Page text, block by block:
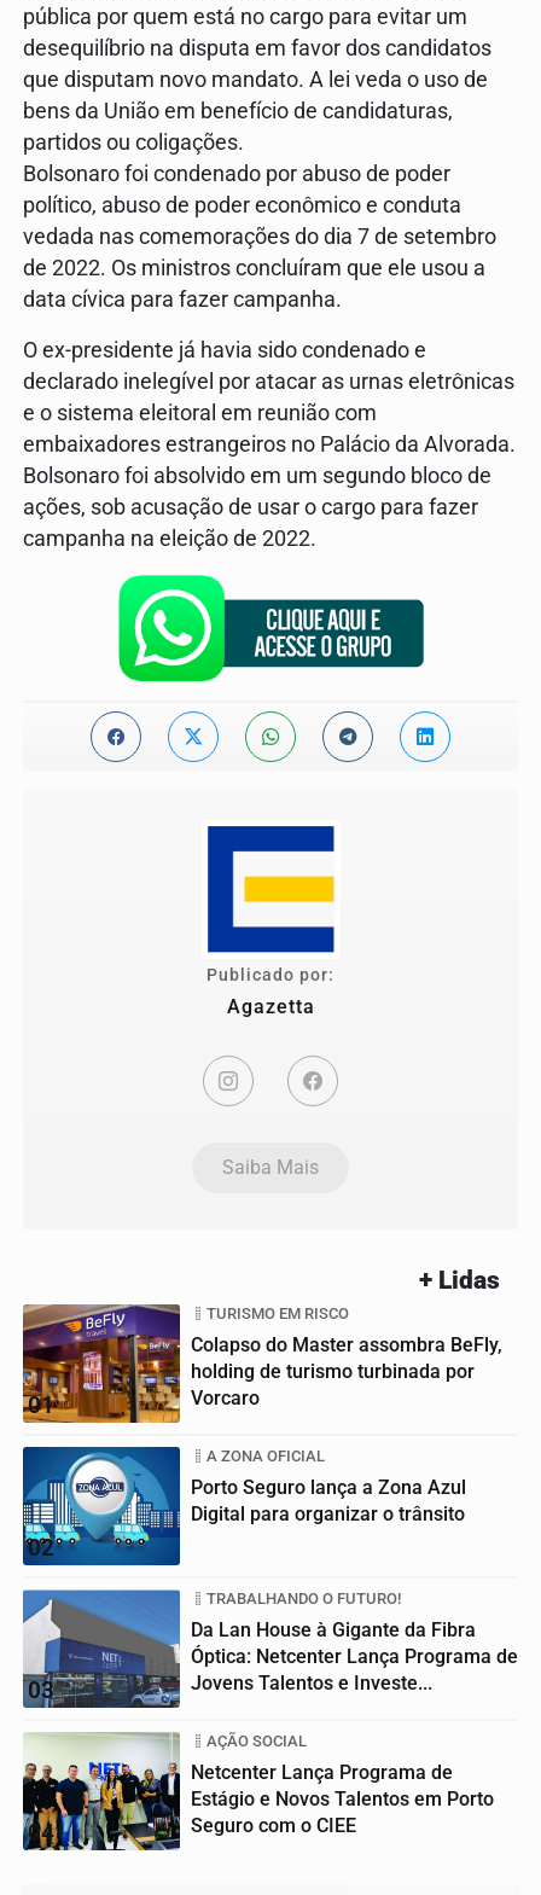
pública por quem está no cargo para evitar um
desequilíbrio na disputa em favor dos candidatos
que disputam novo mandato. A lei veda o uso de
bens da União em benefício de candidaturas,
partidos ou coligações.
Bolsonaro foi condenado por abuso de poder
político, abuso de poder econômico e conduta
vedada nas comemorações do dia 7 de setembro
de 2022. Os ministros concluíram que ele usou a
data cívica para fazer campanha.
O ex-presidente já havia sido condenado e
declarado inelegível por atacar as urnas eletrônicas
e o sistema eleitoral em reunião com
embaixadores estrangeiros no Palácio da Alvorada.
Bolsonaro foi absolvido em um segundo bloco de
ações, sob acusação de usar o cargo para fazer
campanha na eleição de 2022.
Publicado por:
Agazetta
Saiba Mais
+ Lidas
01
TURISMO EM RISCO
Colapso do Master assombra BeFly,
holding de turismo turbinada por
Vorcaro
02
A ZONA OFICIAL
Porto Seguro lança a Zona Azul
Digital para organizar o trânsito
03
TRABALHANDO O FUTURO!
Da Lan House à Gigante da Fibra
Óptica: Netcenter Lança Programa de
Jovens Talentos e Investe...
04
AÇÃO SOCIAL
Netcenter Lança Programa de
Estágio e Novos Talentos em Porto
Seguro com o CIEE